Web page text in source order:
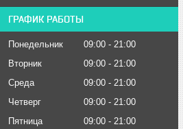
ГРАФИК РАБОТЫ
Понедельник 09:00
21:00
Вторник
09:00
21:00
Среда
09:00
21:00
Четверг
09:00
21:00
Пятница
09:00
21:00